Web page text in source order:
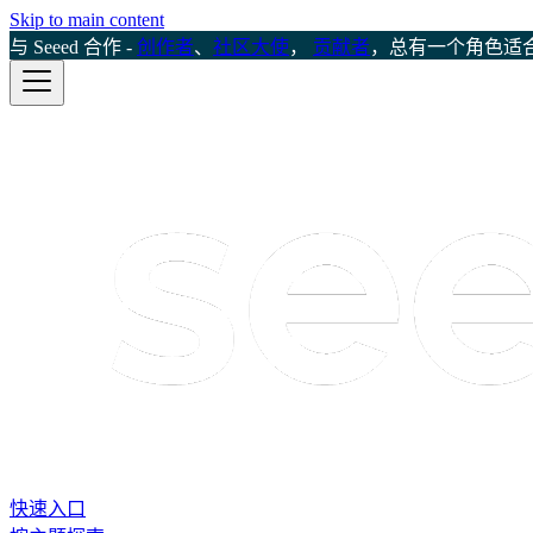
Skip to main content
与 Seeed 合作 - 创作者、 社区大使， 贡献者，总有一个角色适
快速入口